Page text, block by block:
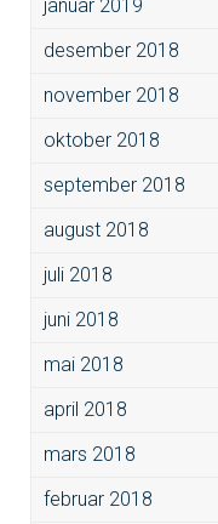
januar 2019
desember 2018
november 2018
oktober 2018
september 2018
august 2018
juli 2018
juni 2018
mai 2018
april 2018
mars 2018
februar 2018